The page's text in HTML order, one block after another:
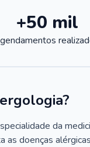
+50 mil
da
as doenças